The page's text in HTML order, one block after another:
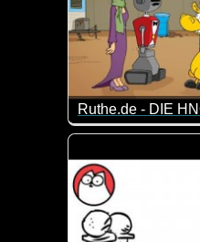
"Die HNO-WG"